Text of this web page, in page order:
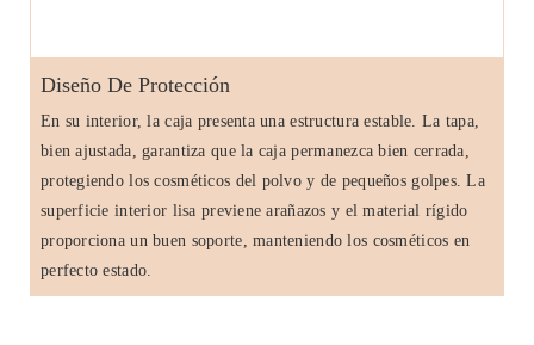
Diseño De Protección
En su interior, la caja presenta una estructura estable. La tapa,
bien ajustada, garantiza que la caja permanezca bien cerrada,
protegiendo los cosméticos del polvo y de pequeños golpes. La
superficie interior lisa previene arañazos y el material rígido
proporciona un buen soporte, manteniendo los cosméticos en
perfecto estado.